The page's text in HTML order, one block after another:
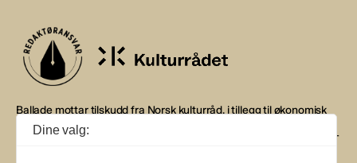
Ballade mottar tilskudd fra Norsk kulturråd, i tillegg til økonomisk
støtte fra eierne NOPA, Norsk komponistforening og
Musikkforleggerne. Ballade drives etter Redaktør- og Vær Varsom-
Dine valg: